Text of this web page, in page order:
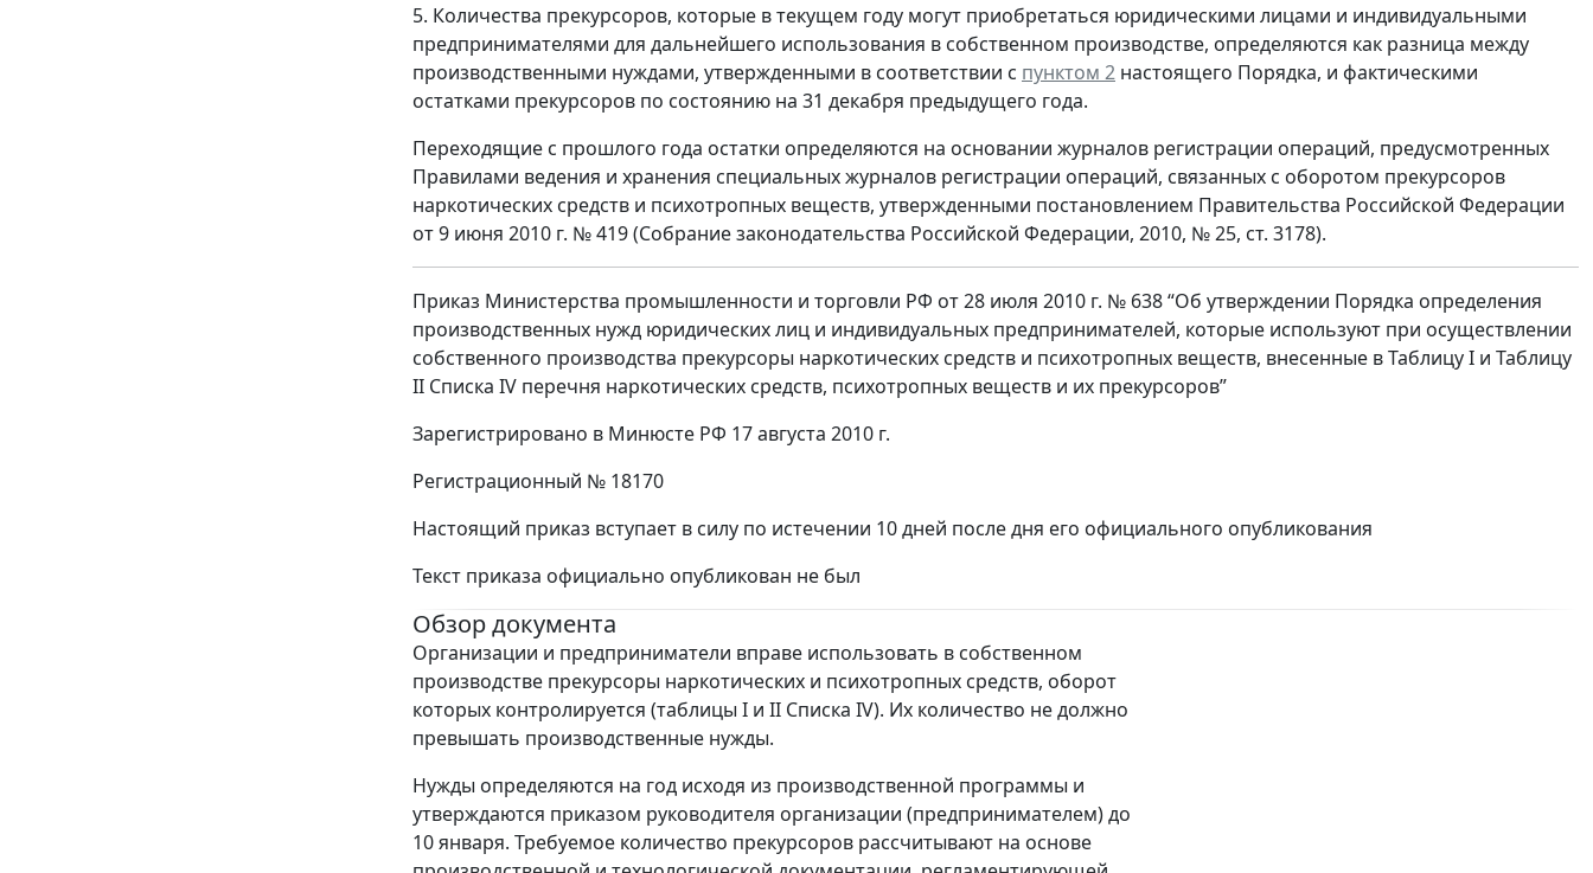
5. Количества прекурсоров, которые в текущем году могут приобретаться юридическими лицами и индивидуальными
предпринимателями для дальнейшего использования в собственном производстве, определяются как разница между
производственными нуждами, утвержденными в соответствии с пунктом 2 настоящего Порядка, и фактическими
остатками прекурсоров по состоянию на 31 декабря предыдущего года.
Переходящие с прошлого года остатки определяются на основании журналов регистрации операций, предусмотренных
Правилами ведения и хранения специальных журналов регистрации операций, связанных с оборотом прекурсоров
наркотических средств и психотропных веществ, утвержденными постановлением Правительства Российской Федерации
от 9 июня 2010 г. № 419 (Собрание законодательства Российской Федерации, 2010, № 25, ст. 3178).
Приказ Министерства промышленности и торговли РФ от 28 июля 2010 г. № 638 “Об утверждении Порядка определения
производственных нужд юридических лиц и индивидуальных предпринимателей, которые используют при осуществлении
собственного производства прекурсоры наркотических средств и психотропных веществ, внесенные в Таблицу I и Таблицу
II Списка IV перечня наркотических средств, психотропных веществ и их прекурсоров”
Зарегистрировано в Минюсте РФ 17 августа 2010 г.
Регистрационный № 18170
Настоящий приказ вступает в силу по истечении 10 дней после дня его официального опубликования
Текст приказа официально опубликован не был
Обзор документа
Организации и предприниматели вправе использовать в собственном
производстве прекурсоры наркотических и психотропных средств, оборот
которых контролируется (таблицы I и II Списка IV). Их количество не должно
превышать производственные нужды.
Нужды определяются на год исходя из производственной программы и
утверждаются приказом руководителя организации (предпринимателем) до
10 января. Требуемое количество прекурсоров рассчитывают на основе